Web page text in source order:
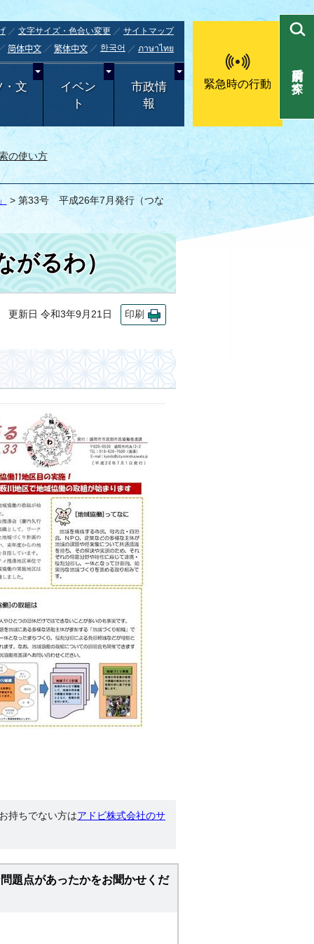
文字サイズ・色合い変更
サイトマップ
简体中文 繁体中文 한국어 ภาษาไทย
・文
イベン
ト
市政情
報
緊急時の行動
の使い方
目的別で探す
> 第33号 平成26年7月発行（つな
がるわ）
更新日 令和3年9月21日 印刷
持ちでない方はアドビ株式会社のサ
題点があったかをお聞かせくだ